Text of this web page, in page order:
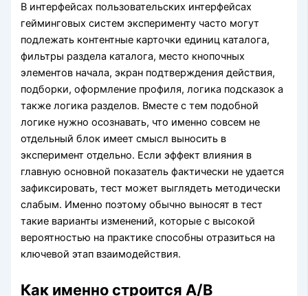
В интерфейсах пользовательских интерфейсах
гейминговых систем эксперименту часто могут
подлежать контентные карточки единиц каталога,
фильтры раздела каталога, место кнопочных
элементов начала, экран подтверждения действия,
подборки, оформление профиля, логика подсказок а
также логика разделов. Вместе с тем подобной
логике нужно осознавать, что именно совсем не
отдельный блок имеет смысл выносить в
эксперимент отдельно. Если эффект влияния в
главную основной показатель фактически не удается
зафиксировать, тест может выглядеть методически
слабым. Именно поэтому обычно выносят в тест
такие варианты изменений, которые с высокой
вероятностью на практике способны отразиться на
ключевой этап взаимодействия.
Как именно строится A/B